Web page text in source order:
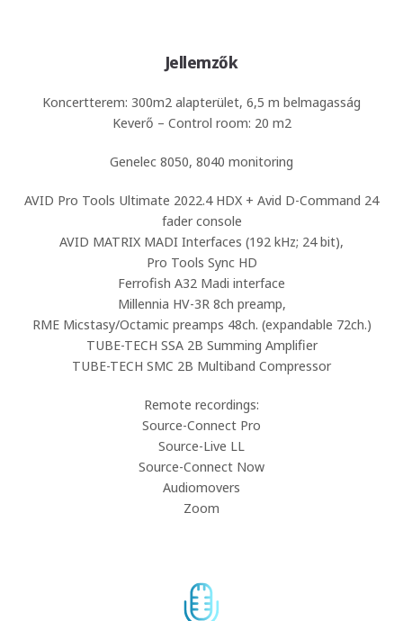
Jellemzők
Koncertterem: 300m2 alapterület, 6,5 m belmagasság
Keverő – Control room: 20 m2
Genelec 8050, 8040 monitoring
AVID Pro Tools Ultimate 2022.4 HDX + Avid D-Command 24
fader console
AVID MATRIX MADI Interfaces (192 kHz; 24 bit),
Pro Tools Sync HD
Ferrofish A32 Madi interface
Millennia HV-3R 8ch preamp,
RME Micstasy/Octamic preamps 48ch. (expandable 72ch.)
TUBE-TECH SSA 2B Summing Amplifier
TUBE-TECH SMC 2B Multiband Compressor
Remote recordings:
Source-Connect Pro
Source-Live LL
Source-Connect Now
Audiomovers
Zoom